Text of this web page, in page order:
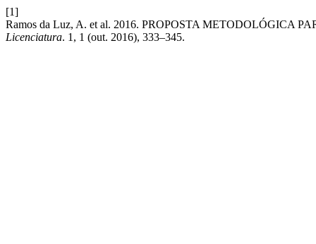
[1]
Ramos da Luz, A. et al. 2016. PROPOSTA METODOLÓGICA
Licenciatura. 1, 1 (out. 2016), 333–345.